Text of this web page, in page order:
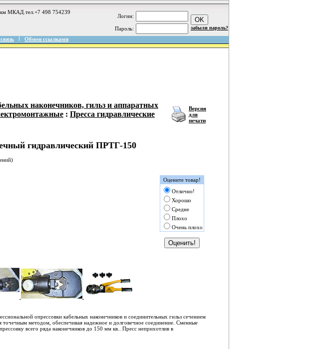
МКАД.тел.+7 498 754239
Логин:
Пароль: забыли пароль?
Обмен ссылками
наконечников, гильз и аппаратных
: Пресса гидравлические
Версия
для
печати
гидравлический ПРТГ-150
Оцените товар!
Отлично!
Хорошо
Средне
Плохо
Очень плохо
опрессовки кабельных наконечников и соединительных гильз сечением
точечным методом, обеспечивая надежное и долговечное соединение. Сменные
всего ряда наконечников до 150 мм кв.. Пресс неприхотлив в